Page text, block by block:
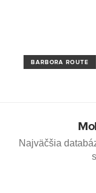
BARBORA ROUTE
Najväčšia